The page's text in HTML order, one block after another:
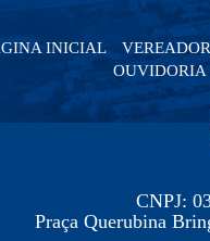
INICIAL
OUVIDORIA
CNPJ:
Praça Querubina